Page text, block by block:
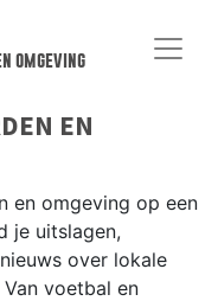
omgeving
EN
en omgeving op een
je uitslagen,
over lokale
voetbal en